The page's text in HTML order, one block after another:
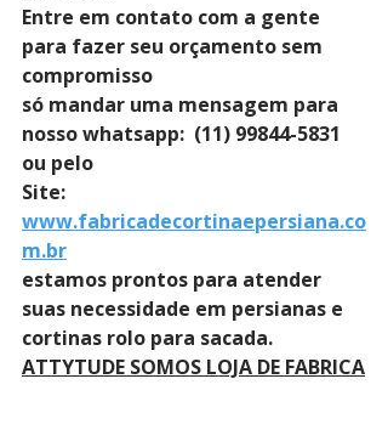
Entre em contato com a gente
para fazer seu orçamento sem
compromisso
só mandar uma mensagem para
nosso whatsapp:  (11) 99844-5831
ou pelo
Site:
www.fabricadecortinaepersiana.co
m.br
estamos prontos para atender
suas necessidade em persianas e
cortinas rolo para sacada.
ATTYTUDE SOMOS LOJA DE FABRICA